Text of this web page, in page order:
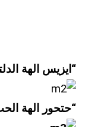
“ايزيس الهة
“حتحور الهة